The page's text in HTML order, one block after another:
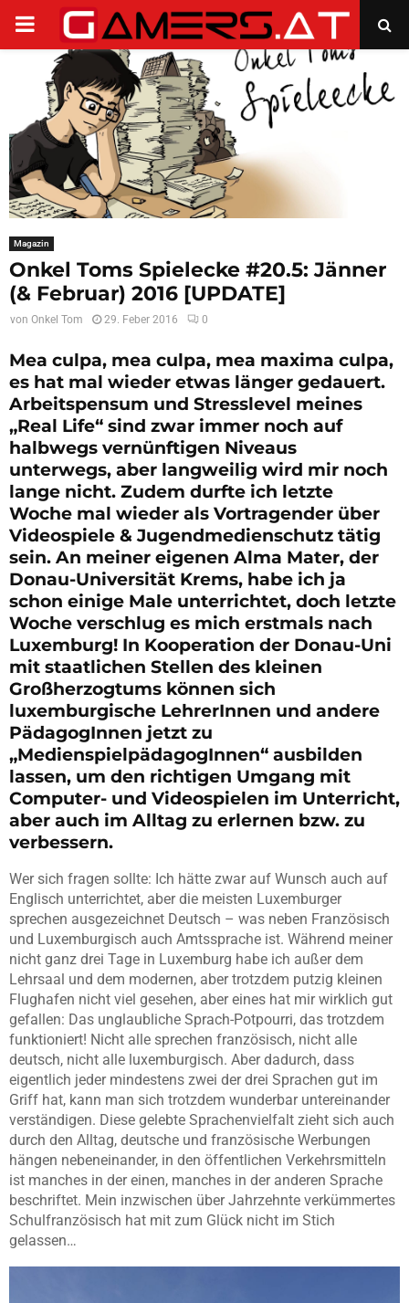
PRIMARY
MENU
Magazin
Onkel Toms Spielecke #20.5: Jänner
(& Februar) 2016 [UPDATE]
von Onkel Tom 29. Feber 2016 0
Mea culpa, mea culpa, mea maxima culpa,
es hat mal wieder etwas länger gedauert.
Arbeitspensum und Stresslevel meines
„Real Life“ sind zwar immer noch auf
halbwegs vernünftigen Niveaus
unterwegs, aber langweilig wird mir noch
lange nicht. Zudem durfte ich letzte
Woche mal wieder als Vortragender über
Videospiele & Jugendmedienschutz tätig
sein. An meiner eigenen Alma Mater, der
Donau-Universität Krems, habe ich ja
schon einige Male unterrichtet, doch letzte
Woche verschlug es mich erstmals nach
Luxemburg! In Kooperation der Donau-Uni
mit staatlichen Stellen des kleinen
Großherzogtums können sich
luxemburgische LehrerInnen und andere
PädagogInnen jetzt zu
„MedienspielpädagogInnen“ ausbilden
lassen, um den richtigen Umgang mit
Computer- und Videospielen im Unterricht,
aber auch im Alltag zu erlernen bzw. zu
verbessern.
Wer sich fragen sollte: Ich hätte zwar auf Wunsch auch auf
Englisch unterrichtet, aber die meisten Luxemburger
sprechen ausgezeichnet Deutsch – was neben Französisch
und Luxemburgisch auch Amtssprache ist. Während meiner
nicht ganz drei Tage in Luxemburg habe ich außer dem
Lehrsaal und dem modernen, aber trotzdem putzig kleinen
Flughafen nicht viel gesehen, aber eines hat mir wirklich gut
gefallen: Das unglaubliche Sprach-Potpourri, das trotzdem
funktioniert! Nicht alle sprechen französisch, nicht alle
deutsch, nicht alle luxemburgisch. Aber dadurch, dass
eigentlich jeder mindestens zwei der drei Sprachen gut im
Griff hat, kann man sich trotzdem wunderbar untereinander
verständigen. Diese gelebte Sprachenvielfalt zieht sich auch
durch den Alltag, deutsche und französische Werbungen
hängen nebeneinander, in den öffentlichen Verkehrsmitteln
ist manches in der einen, manches in der anderen Sprache
beschriftet. Mein inzwischen über Jahrzehnte verkümmertes
Schulfranzösisch hat mit zum Glück nicht im Stich
gelassen…